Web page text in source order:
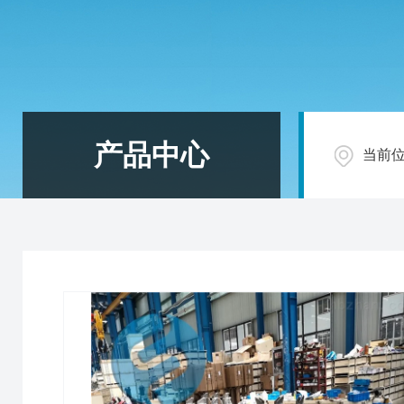
产品中心 当前